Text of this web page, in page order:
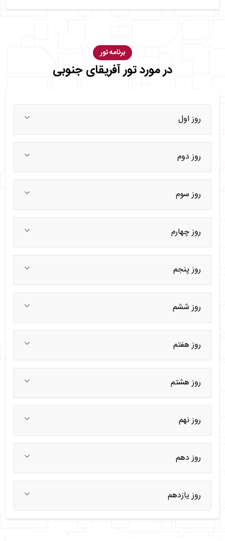
برنامه تور
در مورد تور آفریقای جنوبی
روز اول
روز دوم
روز سوم
روز چهارم
روز پنجم
روز ششم
روز هفتم
روز هشتم
روز نهم
روز دهم
روز یازدهم